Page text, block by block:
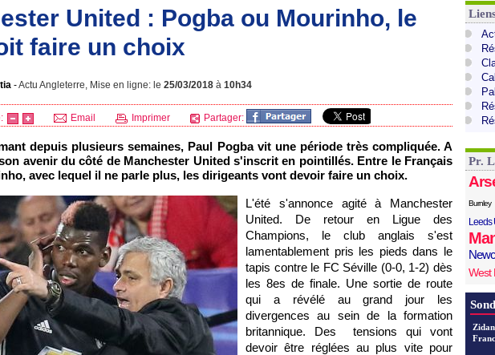
United : Pogba ou Mourinho, le
faire un choix
-Actu Angleterre, Mise en ligne: le 25/03/2018 à 10h34
Email Imprimer Partager:
depuis plusieurs semaines, Paul Pogba vit une période très compliquée. A
avenir du côté de Manchester United s'inscrit en pointillés. Entre le Français
avec lequel il ne parle plus, les dirigeants vont devoir faire un choix.
L'été s'annonce agité à Manchester
United. De retour en Ligue des
Champions, le club anglais s'est
lamentablement pris les pieds dans le
tapis contre le FC Séville (0-0, 1-2) dès
les 8es de finale. Une sortie de route
qui a révélé au grand jour les
divergences au sein de la formation
britannique. Des tensions qui vont
devoir être réglées au plus vite pour
Pr.
Burnley
Leeds
West